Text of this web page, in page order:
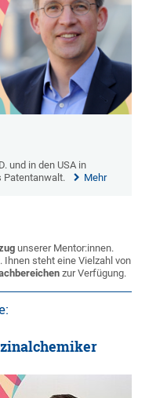
und in den USA in
Patentanwalt.
Mehr
unserer Mentor:innen.
steht eine Vielzahl von
zur Verfügung.